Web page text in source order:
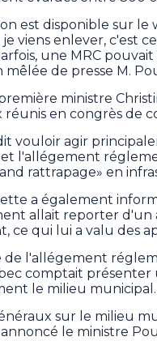
est disponible sur le
je viens enlever, c'est
une MRC
de presse M.
ministre
réunis en congrès de
vouloir agir
l'allégement
rattrapage» en
a également
allait reporter d'un
ce qui lui a valu des
de l'allégement
comptait
le milieu municipal.
sur le milieu
le ministre